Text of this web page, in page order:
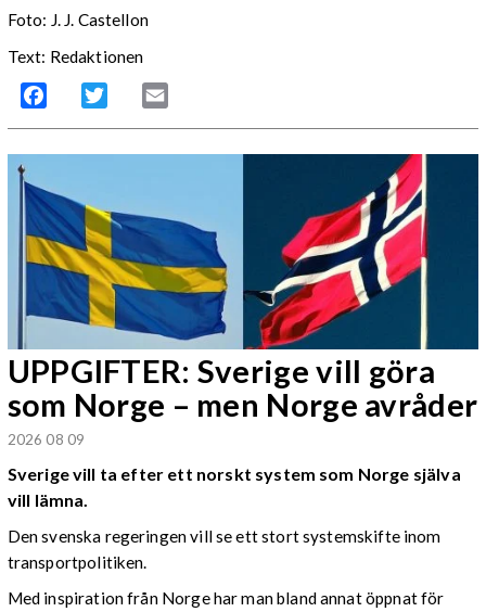
Foto: J. J. Castellon
Text: Redaktionen
Facebook Twitter
UPPGIFTER: Sverige vill göra
som Norge – men Norge avråder
2026 08 09
Sverige vill ta efter ett norskt system som Norge själva
vill lämna.
Den svenska regeringen vill se ett stort systemskifte inom
transportpolitiken.
Med inspiration från Norge har man bland annat öppnat för